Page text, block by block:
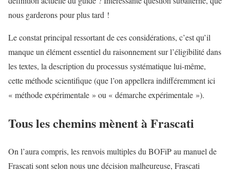
nous garderons pour plus tard !
Le constat principal ressortant de ces considérations, c’est qu’il
manque un élément essentiel du raisonnement sur l’éligibilité dans
les textes, la description du processus systématique lui-même,
cette méthode scientifique (que l’on appellera indifféremment ici
« méthode expérimentale » ou « démarche expérimentale »).
Tous les chemins mènent à Frascati
On l’aura compris, les renvois multiples du BOFiP au manuel de
Frascati sont selon nous une décision malheureuse, Frascati